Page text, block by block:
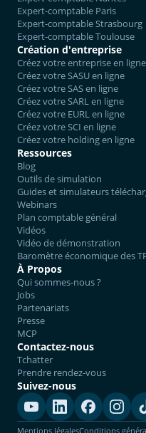
Expert-comptable Paris
Expert-comptable Strasbourg
Expert-comptable Toulouse
Création d'entreprise
Créez votre entreprise en ligne
Créez votre SASU en ligne
Créez votre SAS en ligne
Créez votre SARL en ligne
Créez votre EURL en ligne
Créez votre SCI en ligne
Créez votre holding en ligne
Ressources
Blog
Outils de simulation
Guides et simulateurs
Webinars
Plan comptable général
Vidéos
Vidéo de démonstration
Baromètre économique des
À Propos
Qui sommes-nous ?
Jobs
Partenariats
Presse
MCP
Contactez-nous
Tchatter
Prendre rendez-vous
Suivez-nous
Mentions légalesConditions